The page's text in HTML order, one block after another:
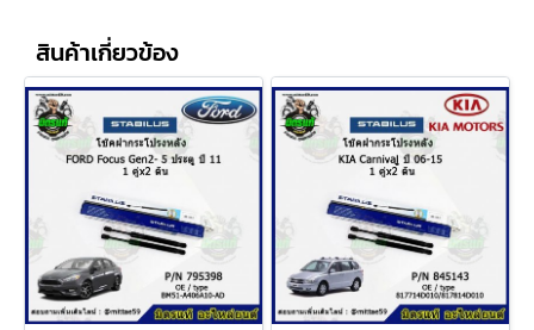
สินค้าเกี่ยวข้อง